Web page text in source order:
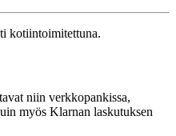
kotiintoimitettuna.
niin verkkopankissa,
myös Klarnan laskutuksen